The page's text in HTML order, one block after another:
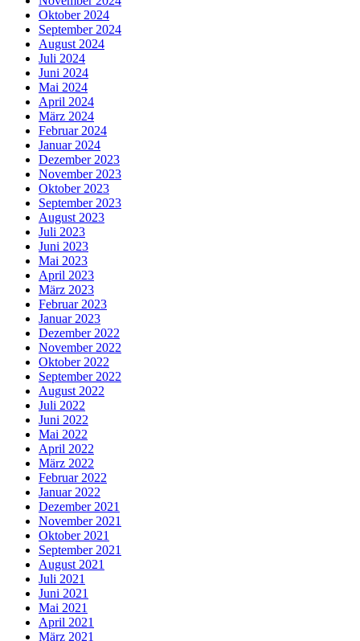
Oktober 2024
September 2024
August 2024
Juli 2024
Juni 2024
Mai 2024
April 2024
März 2024
Februar 2024
Januar 2024
Dezember 2023
November 2023
Oktober 2023
September 2023
August 2023
Juli 2023
Juni 2023
Mai 2023
April 2023
März 2023
Februar 2023
Januar 2023
Dezember 2022
November 2022
Oktober 2022
September 2022
August 2022
Juli 2022
Juni 2022
Mai 2022
April 2022
März 2022
Februar 2022
Januar 2022
Dezember 2021
November 2021
Oktober 2021
September 2021
August 2021
Juli 2021
Juni 2021
Mai 2021
April 2021
März 2021